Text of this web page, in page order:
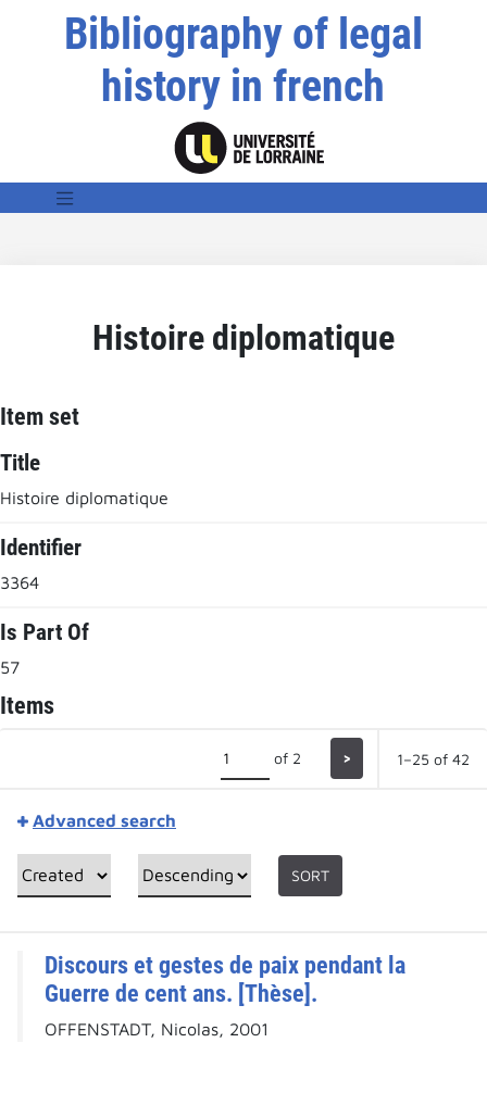
Bibliography of legal
history in french
Histoire diplomatique
Item set
Title
Histoire diplomatique
Identifier
3364
Is Part Of
57
Items
of 2 > 1–25 of 42
Advanced search
SORT
Discours et gestes de paix pendant la
Guerre de cent ans. [Thèse].
OFFENSTADT, Nicolas, 2001